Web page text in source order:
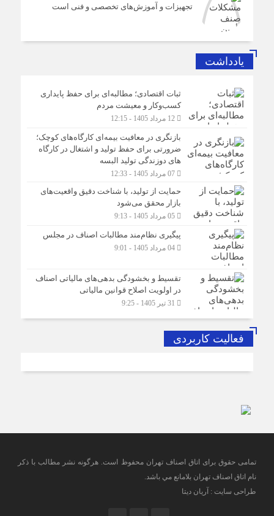
تجهیزات و آموزش‌های تخصصی و فنی است
یادداشت
ثبات اقتصادی؛ مطالبه‌ای برای حفظ پایداری
کسب‌وکار و معیشت مردم
12 مرداد 1405 - 12:15
بازنگری در معافیت بیمه‌ای کارگاه‌های کوچک؛
ضرورتی برای حفظ تولید و اشتغال در کارگاه
های دوزندگی تولید البسه
07 مرداد 1405 - 12:33
حمایت از تولید، با شناخت دقیق واقعیت‌های
بازار محقق می‌شود
05 مرداد 1405 - 9:13
پیگیری نظام‌مند مطالبات اصناف در مجلس
04 مرداد 1405 - 9:01
تقسیط و بخشودگی بدهی‌های مالیاتی اصناف
در اولویت اصلاح قوانین مالیاتی
فعالیت کاربردی
تمامی حقوق برای اتاق اصناف تهران محفوظ است. هرگونه نشر مطالب با ذكر
نام اتاق اصناف تهران بلامانع مي باشد.
طراحی سایت : آریان دیتا